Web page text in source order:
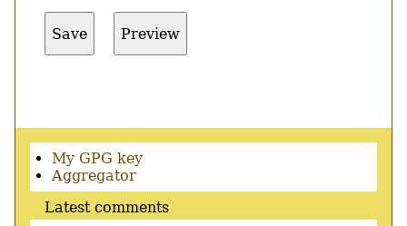
Secondary
menu
My GPG key
Aggregator
Latest comments